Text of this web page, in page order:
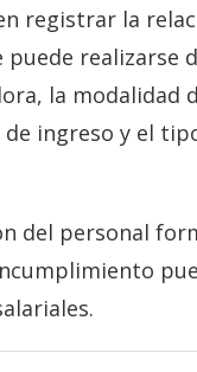
registrar la
realizarse
la modalidad
ingreso y el
del personal